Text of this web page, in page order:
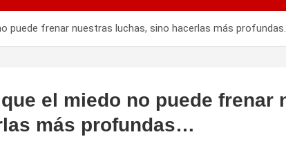
puede frenar nuestras luchas, sino hacerlas más
el miedo no puede frenar
más profundas…